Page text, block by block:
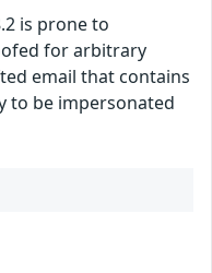
is prone to
for arbitrary
email that contains
to be impersonated